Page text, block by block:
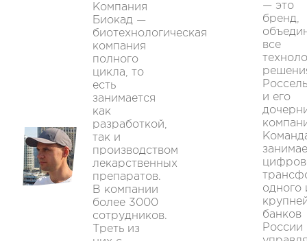
Компания
Биокад —
биотехнологическая
компания
полного
цикла, то
есть
занимается
как
разработкой,
так и
производством
лекарственных
препаратов.
В компании
более 3000
сотрудников.
Треть из
— это
бренд,
все
и его
одного
банков
России